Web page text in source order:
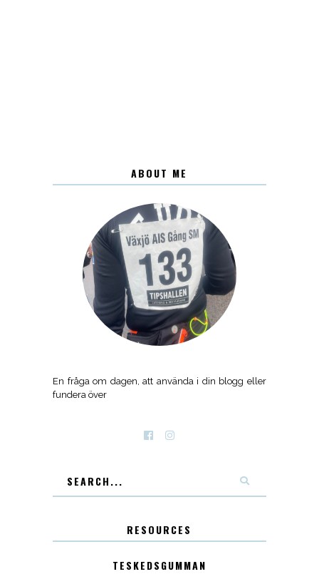
ABOUT ME
En fråga om dagen, att använda i din blogg eller
fundera över
RESOURCES
TESKEDSGUMMAN